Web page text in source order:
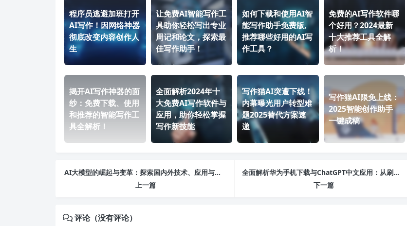
程序员逃避加班打开
AI写作！因网络神器
彻底改变内容创作人
生
让免费AI智能写作工
具助你轻松写出专业
周记和论文，探索最
佳写作助手！
如何下载和使用AI智
能写作助手免费版,
推荐哪些好用的AI写
作工具？
免费的AI写作软件哪
个好用？2024最新
十大推荐工具全解
析！
揭开AI写作神器的面
纱：免费下载、使用
和推荐的智能写作工
具全解析！
全面解析2024年十
大免费AI写作软件与
应用，助你轻松掌握
写作新技能
写作猫AI突遭下线！
内幕曝光用户转型难
题2025替代方案速
递
写作猫AI限免上线：
2025智能创作助手
一键成稿
AI大模型的崛起与变革：探索国内外技术、应用与市场前景之路
上一篇
全面解析华为手机下载与ChatGPT中文应用：从刷机包到人工智能对话的全攻略
下一篇
评论（没有评论）